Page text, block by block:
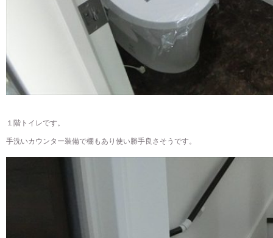
１階トイレです。
手洗いカウンター装備で棚もあり使い勝手良さそうです。